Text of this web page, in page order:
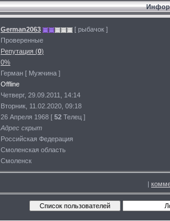
German2063
[ рыбачок ]
Проверенные
Репутация (0)
0%
Герман [ Мужчина ]
Offline
Четверг, 29.09.2011, 14:14
Вторник, 11.02.2020, 09:18
26 Апреля 1968 [ 52 Телец ]
Адрес скрыт
Российская Федерация
Смоленская область
Смоленск
|